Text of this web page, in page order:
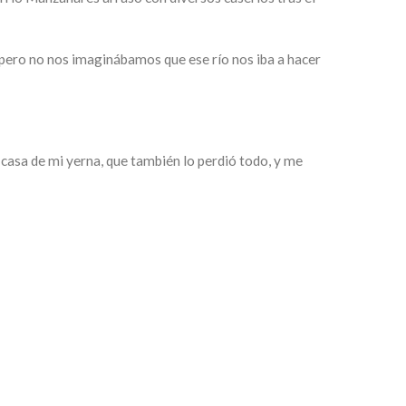
no nos imaginábamos que ese río nos iba a hacer
de mi yerna, que también lo perdió todo, y me